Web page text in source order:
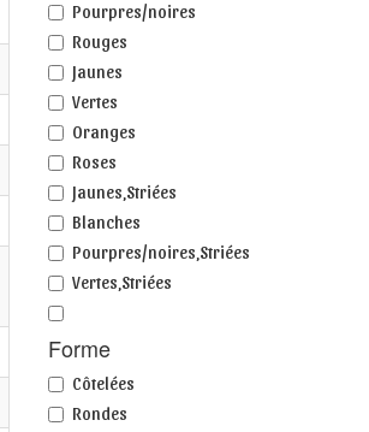
Pourpres/noires
Rouges
Jaunes
Vertes
Oranges
Roses
Jaunes,Striées
Blanches
Pourpres/noires,Striées
Vertes,Striées
Forme
Côtelées
Rondes